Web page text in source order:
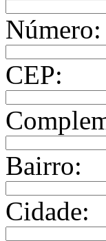
Número:
CEP:
Bairro:
Cidade: